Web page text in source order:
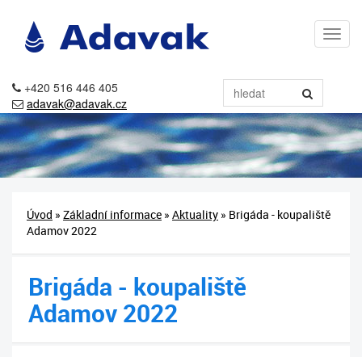
+420 516 446 405
adavak@adavak.cz
Úvod » Základní informace » Aktuality » Brigáda - koupaliště
Adamov 2022
Brigáda - koupaliště
Adamov 2022